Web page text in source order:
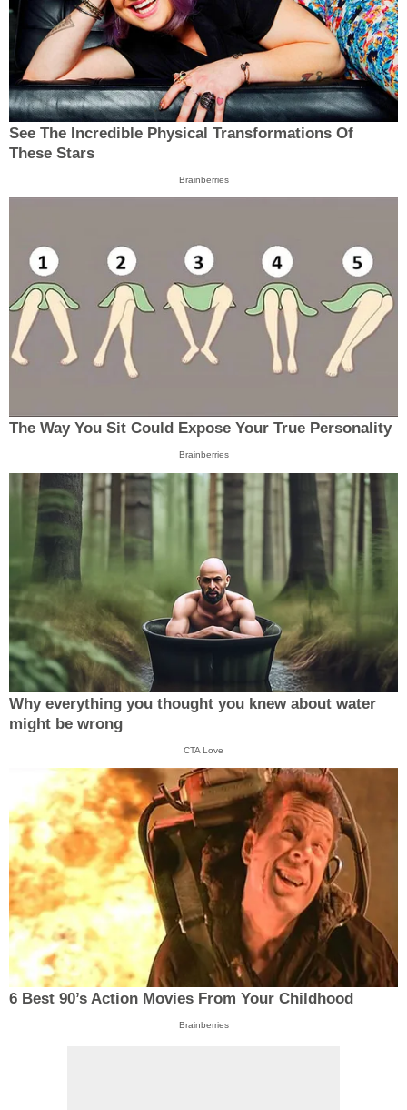
See The Incredible Physical Transformations Of
These Stars
Brainberries
The Way You Sit Could Expose Your True Personality
Brainberries
Why everything you thought you knew about water
might be wrong
CTA Love
6 Best 90’s Action Movies From Your Childhood
Brainberries